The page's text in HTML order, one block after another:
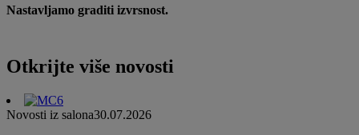
Nastavljamo graditi izvrsnost.
Otkrijte više novosti
Novosti iz salona30.07.2026